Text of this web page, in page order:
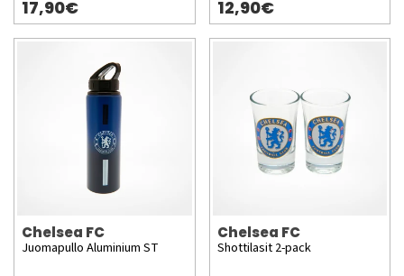
17,90€ 12,90€
Chelsea FC
Juomapullo Aluminium ST
Chelsea FC
Shottilasit 2-pack